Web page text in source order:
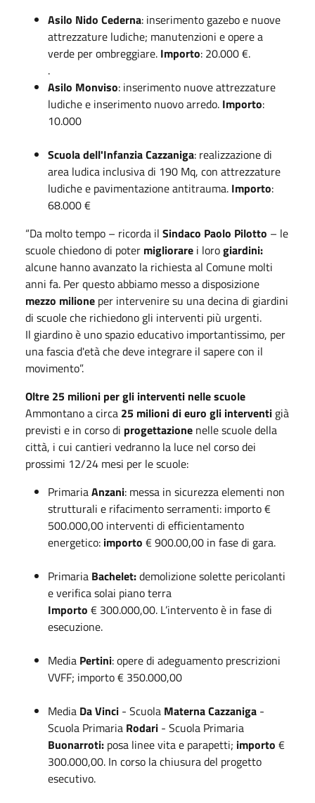
Asilo Nido Cederna: inserimento gazebo e nuove
attrezzature ludiche; manutenzioni e opere a
verde per ombreggiare. Importo: 20.000 €.
.
Asilo Monviso: inserimento nuove attrezzature
ludiche e inserimento nuovo arredo. Importo:
10.000
Scuola dell'Infanzia Cazzaniga: realizzazione di
area ludica inclusiva di 190 Mq, con attrezzature
ludiche e pavimentazione antitrauma. Importo:
68.000 €
“Da molto tempo – ricorda il Sindaco Paolo Pilotto – le
scuole chiedono di poter migliorare i lorogiardini:
alcune hanno avanzato la richiesta al Comune molti
anni fa. Per questo abbiamo messo a disposizione
mezzo milione per intervenire su una decina di giardini
di scuole che richiedono gli interventi più urgenti.
Il giardino è uno spazio educativo importantissimo, per
una fascia d'età che deve integrare il sapere con il
movimento”.
Oltre 25 milioni per gli interventi nelle scuole
Ammontano a circa 25 milioni di euro gli interventi già
previsti e in corso di progettazione nelle scuole della
città, i cui cantieri vedranno la luce nel corso dei
prossimi 12/24 mesi per le scuole:
PrimariaAnzani: messa in sicurezza elementi non
strutturali e rifacimento serramenti: importo €
500.000,00 interventi di efficientamento
energetico: importo € 900.00,00 in fase di gara.
Primaria Bachelet:demolizione solette pericolanti
e verifica solai piano terra
Importo € 300.000,00. L’intervento è in fase di
esecuzione.
Media Pertini: opere di adeguamento prescrizioni
VVFF; importo € 350.000,00
Media Da Vinci - Scuola Materna Cazzaniga -
Scuola Primaria Rodari - Scuola Primaria
Buonarroti: posa linee vita e parapetti; importo €
300.000,00. In corso la chiusura del progetto
esecutivo.